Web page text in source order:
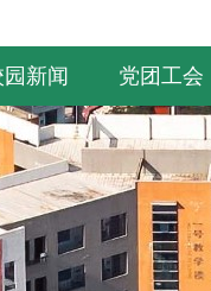
新闻 党团工会